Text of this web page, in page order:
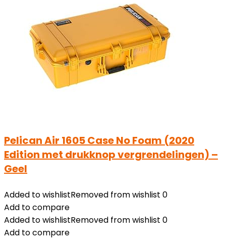
Pelican Air 1605 Case No Foam (2020
Edition met drukknop vergrendelingen) –
Geel
Added to wishlistRemoved from wishlist 0
Add to compare
Added to wishlistRemoved from wishlist 0
Add to compare